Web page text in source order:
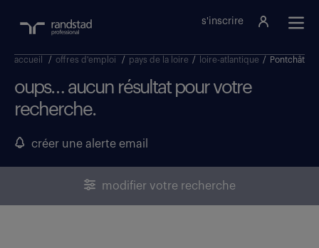
s'inscrire
accueil / offres d'emploi / pays de la loire / loire-atlantique / Pontchâteau
oups… aucun résultat pour votre
recherche.
créer une alerte email
modifier votre recherche